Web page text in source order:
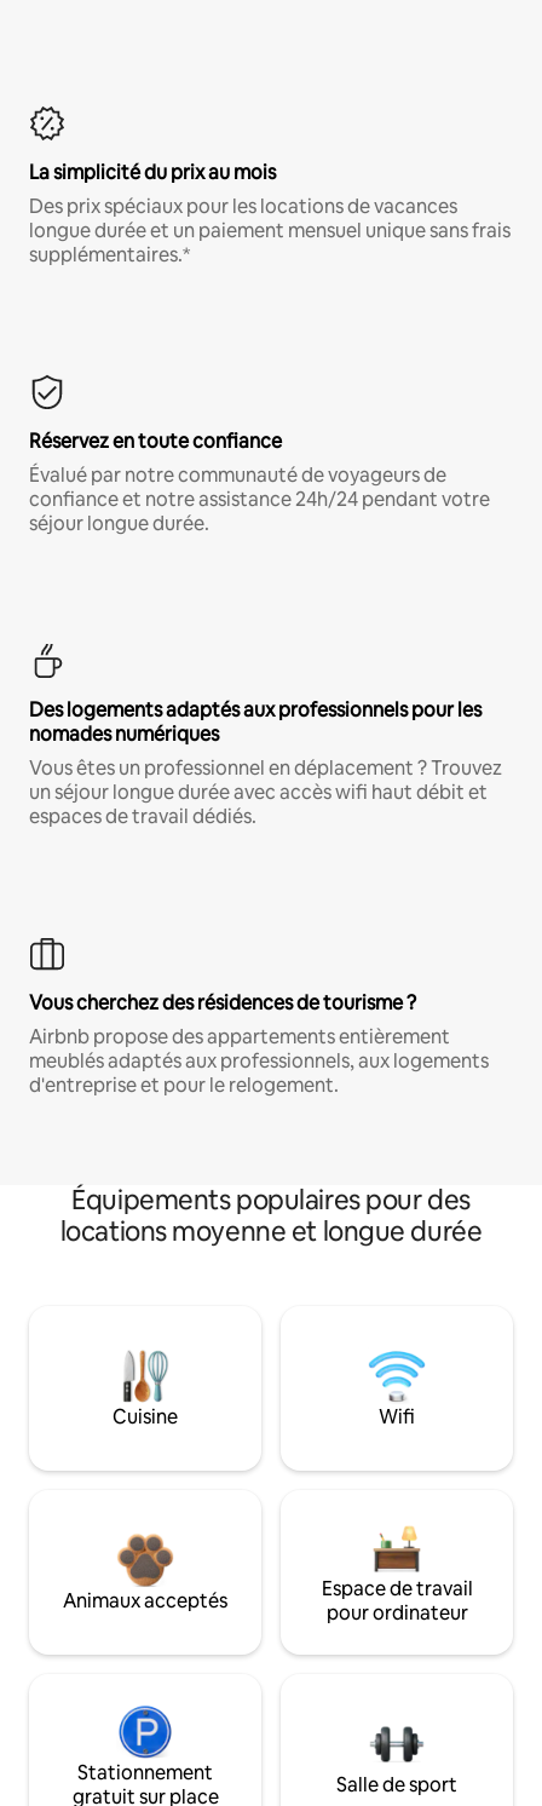
La simplicité du prix au mois
Des prix spéciaux pour les locations de vacances
longue durée et un paiement mensuel unique sans frais
supplémentaires.*
Réservez en toute confiance
Évalué par notre communauté de voyageurs de
confiance et notre assistance 24h/24 pendant votre
séjour longue durée.
Des logements adaptés aux professionnels pour les
nomades numériques
Vous êtes un professionnel en déplacement ? Trouvez
un séjour longue durée avec accès wifi haut débit et
espaces de travail dédiés.
Vous cherchez des résidences de tourisme ?
Airbnb propose des appartements entièrement
meublés adaptés aux professionnels, aux logements
d'entreprise et pour le relogement.
Équipements populaires pour des
locations moyenne et longue durée
Cuisine Wifi
Animaux acceptés
Espace de travail
pour ordinateur
Stationnement
gratuit sur place
Salle de sport